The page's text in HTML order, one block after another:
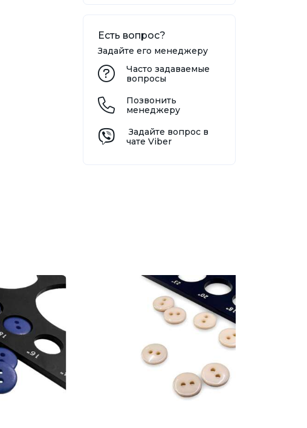
Есть вопрос?
Задайте его менеджеру
Часто задаваемые
вопросы
Позвонить
менеджеру
Задайте вопрос в
чате Viber